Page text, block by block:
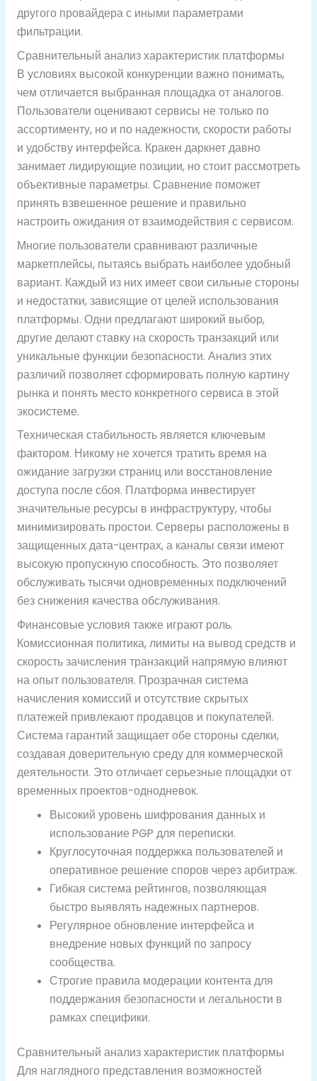
другого провайдера с иными параметрами
фильтрации.
Сравнительный анализ характеристик платформы
В условиях высокой конкуренции важно понимать,
чем отличается выбранная площадка от аналогов.
Пользователи оценивают сервисы не только по
ассортименту, но и по надежности, скорости работы
и удобству интерфейса. Кракен даркнет давно
занимает лидирующие позиции, но стоит рассмотреть
объективные параметры. Сравнение поможет
принять взвешенное решение и правильно
настроить ожидания от взаимодействия с сервисом.
Многие пользователи сравнивают различные
маркетплейсы, пытаясь выбрать наиболее удобный
вариант. Каждый из них имеет свои сильные стороны
и недостатки, зависящие от целей использования
платформы. Одни предлагают широкий выбор,
другие делают ставку на скорость транзакций или
уникальные функции безопасности. Анализ этих
различий позволяет сформировать полную картину
рынка и понять место конкретного сервиса в этой
экосистеме.
Техническая стабильность является ключевым
фактором. Никому не хочется тратить время на
ожидание загрузки страниц или восстановление
доступа после сбоя. Платформа инвестирует
значительные ресурсы в инфраструктуру, чтобы
минимизировать простои. Серверы расположены в
защищенных дата-центрах, а каналы связи имеют
высокую пропускную способность. Это позволяет
обслуживать тысячи одновременных подключений
без снижения качества обслуживания.
Финансовые условия также играют роль.
Комиссионная политика, лимиты на вывод средств и
скорость зачисления транзакций напрямую влияют
на опыт пользователя. Прозрачная система
начисления комиссий и отсутствие скрытых
платежей привлекают продавцов и покупателей.
Система гарантий защищает обе стороны сделки,
создавая доверительную среду для коммерческой
деятельности. Это отличает серьезные площадки от
временных проектов-однодневок.
Высокий уровень шифрования данных и
использование PGP для переписки.
Круглосуточная поддержка пользователей и
оперативное решение споров через арбитраж.
Гибкая система рейтингов, позволяющая
быстро выявлять надежных партнеров.
Регулярное обновление интерфейса и
внедрение новых функций по запросу
сообщества.
Строгие правила модерации контента для
поддержания безопасности и легальности в
рамках специфики.
Сравнительный анализ характеристик платформы
Для наглядного представления возможностей